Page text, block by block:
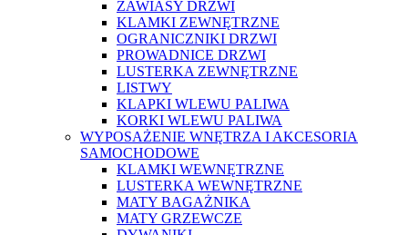
ZAWIASY DRZWI
KLAMKI ZEWNĘTRZNE
OGRANICZNIKI DRZWI
PROWADNICE DRZWI
LUSTERKA ZEWNĘTRZNE
LISTWY
KLAPKI WLEWU PALIWA
KORKI WLEWU PALIWA
WYPOSAŻENIE WNĘTRZA I AKCESORIA
SAMOCHODOWE
KLAMKI WEWNĘTRZNE
LUSTERKA WEWNĘTRZNE
MATY BAGAŻNIKA
MATY GRZEWCZE